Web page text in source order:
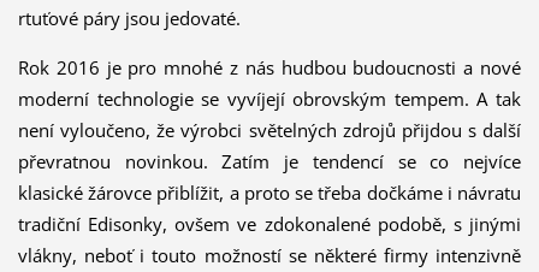
rtuťové páry jsou jedovaté.
Rok 2016 je pro mnohé z nás hudbou budoucnosti a nové
moderní technologie se vyvíjejí obrovským tempem. A tak
není vyloučeno, že výrobci světelných zdrojů přijdou s další
převratnou novinkou. Zatím je tendencí se co nejvíce
klasické žárovce přiblížit, a proto se třeba dočkáme i návratu
tradiční Edisonky, ovšem ve zdokonalené podobě, s jinými
vlákny, neboť i touto možností se některé firmy intenzivně